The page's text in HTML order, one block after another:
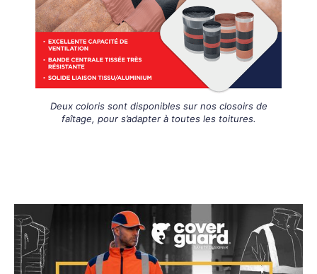
Deux coloris sont disponibles sur nos closoirs de
faîtage, pour s’adapter à toutes les toitures.